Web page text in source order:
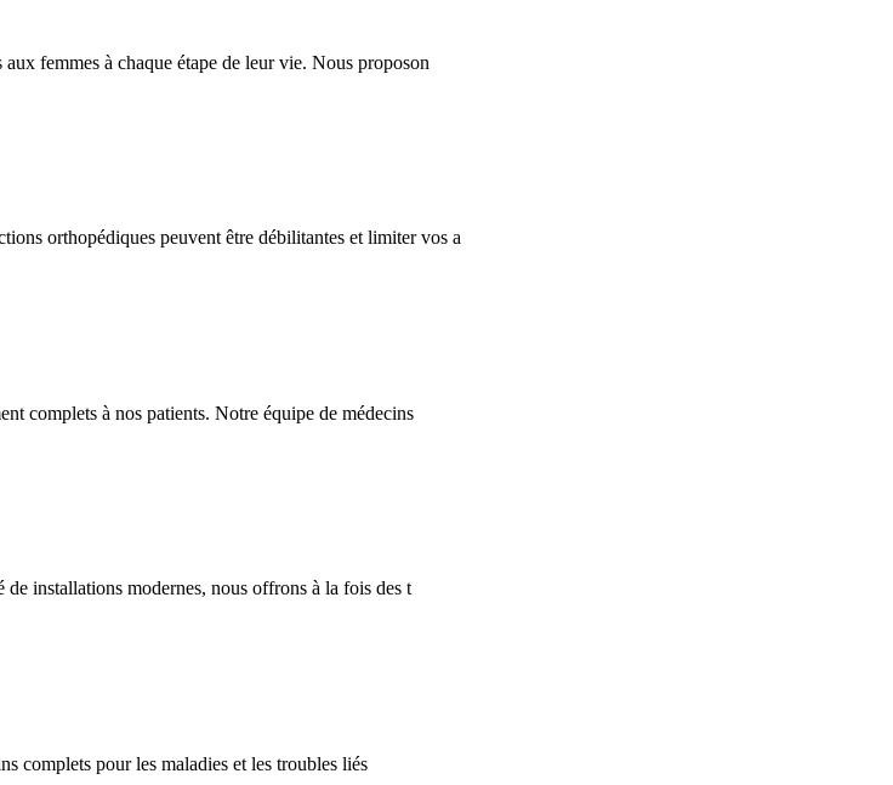
femmes à chaque étape de leur vie. Nous proposon
orthopédiques peuvent être débilitantes et limiter vos a
complets à nos patients. Notre équipe de médecins
installations modernes, nous offrons à la fois des t
complets pour les maladies et les troubles liés